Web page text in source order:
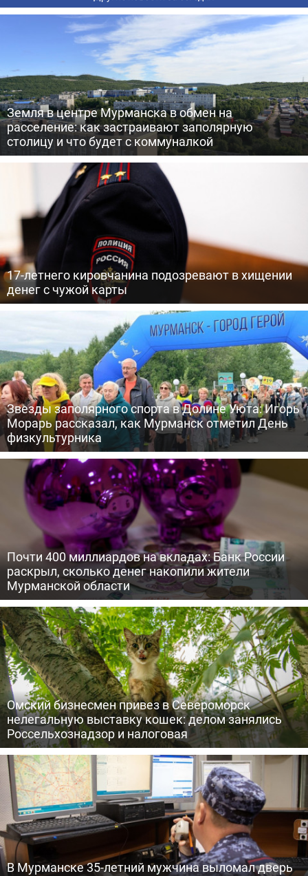
Земля в центре Мурманска в обмен на
расселение: как застраивают заполярную
столицу и что будет с коммуналкой
17-летнего кировчанина подозревают в хищении
денег с чужой карты
Звезды заполярного спорта в Долине Уюта: Игорь
Морарь рассказал, как Мурманск отметил День
физкультурника
Почти 400 миллиардов на вкладах: Банк России
раскрыл, сколько денег накопили жители
Мурманской области
Омский бизнесмен привез в Североморск
нелегальную выставку кошек: делом занялись
Россельхознадзор и налоговая
В Мурманске 35-летний мужчина выломал дверь